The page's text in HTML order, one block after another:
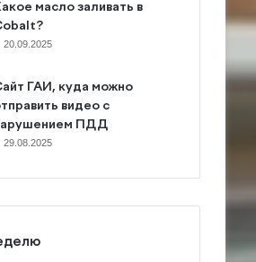
масло заливать в
20.09.2025
ГАИ, куда можно
видео с
ПДД
29.08.2025